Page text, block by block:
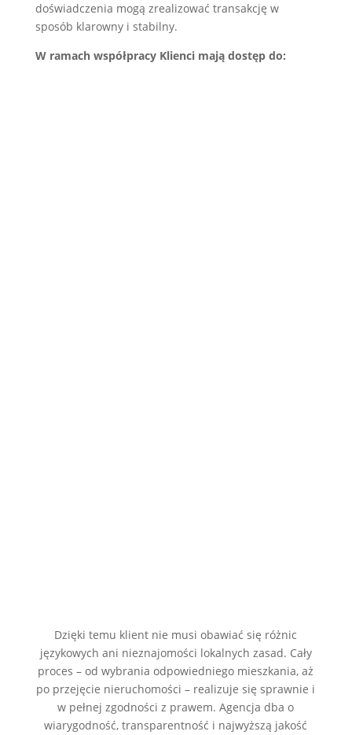
doświadczenia mogą zrealizować transakcję w
sposób klarowny i stabilny.
W ramach współpracy Klienci mają dostęp do:
Dzięki temu klient nie musi obawiać się różnic
językowych ani nieznajomości lokalnych zasad. Cały
proces – od wybrania odpowiedniego mieszkania, aż
po przejęcie nieruchomości – realizuje się sprawnie i
w pełnej zgodności z prawem. Agencja dba o
wiarygodność, transparentność i najwyższą jakość